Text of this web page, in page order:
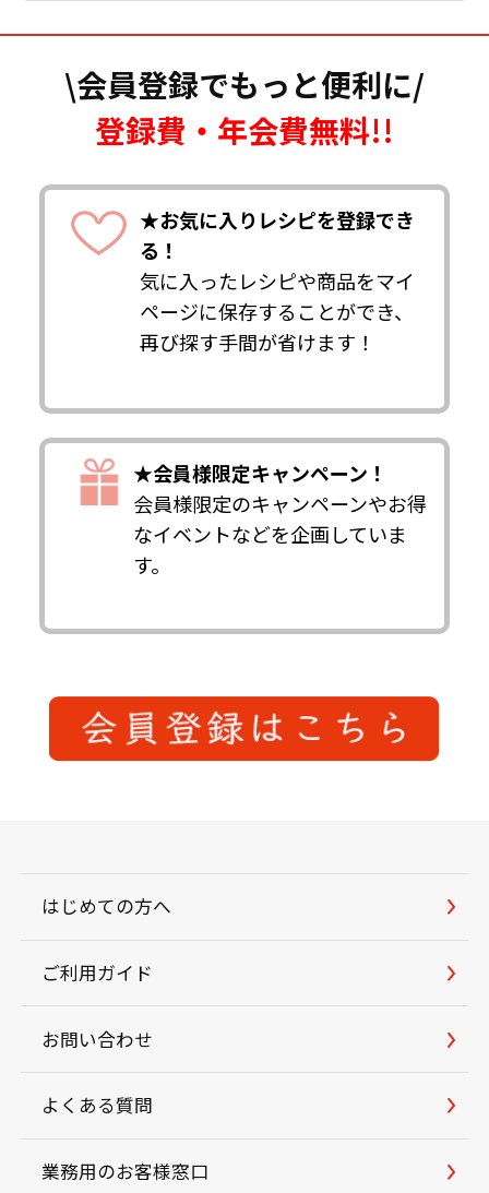
\会員登録でもっと便利に/
登録費・年会費無料!!
★お気に入りレシピを登録でき
る！
気に入ったレシピや商品をマイ
ページに保存することができ、
再び探す手間が省けます！
★会員様限定キャンペーン！
会員様限定のキャンペーンやお得
なイベントなどを企画していま
す。
はじめての方へ
ご利用ガイド
お問い合わせ
よくある質問
業務用のお客様窓口